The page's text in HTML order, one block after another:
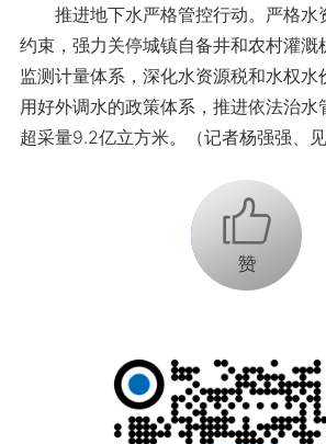
推进地下水严格管控行动。严格水
约束，强力关停城镇自备井和农村灌溉
监测计量体系，深化水资源税和水权水
用好外调水的政策体系，推进依法治水
超采量9.2亿立方米。（记者杨强强、见
+1